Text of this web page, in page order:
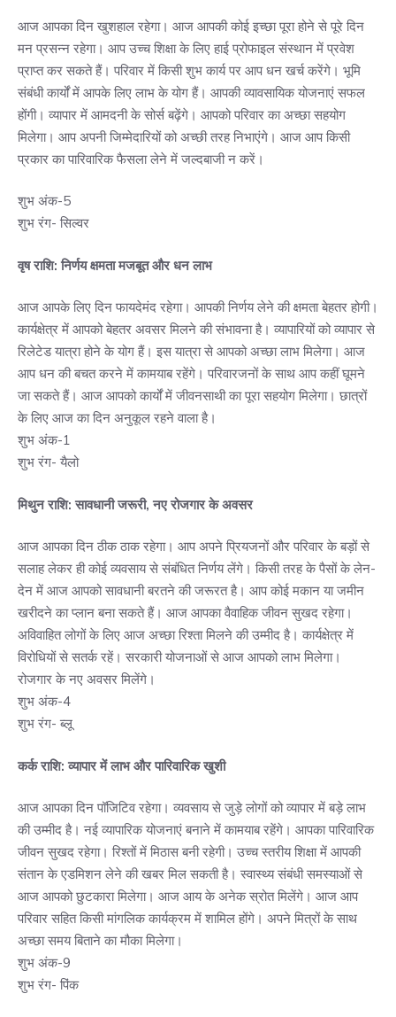
आज आपका दिन खुशहाल रहेगा। आज आपकी कोई इच्छा पूरा होने से पूरे दिन
मन प्रसन्न रहेगा। आप उच्च शिक्षा के लिए हाई प्रोफाइल संस्थान में प्रवेश
प्राप्त कर सकते हैं। परिवार में किसी शुभ कार्य पर आप धन खर्च करेंगे। भूमि
संबंधी कार्यों में आपके लिए लाभ के योग हैं। आपकी व्यावसायिक योजनाएं सफल
होंगी। व्यापार में आमदनी के सोर्स बढ़ेंगे। आपको परिवार का अच्छा सहयोग
मिलेगा। आप अपनी जिम्मेदारियों को अच्छी तरह निभाएंगे। आज आप किसी
प्रकार का पारिवारिक फैसला लेने में जल्दबाजी न करें।
शुभ अंक-5
शुभ रंग- सिल्वर
वृष राशि: निर्णय क्षमता मजबूत और धन लाभ
आज आपके लिए दिन फायदेमंद रहेगा। आपकी निर्णय लेने की क्षमता बेहतर होगी।
कार्यक्षेत्र में आपको बेहतर अवसर मिलने की संभावना है। व्यापारियों को व्यापार से
रिलेटेड यात्रा होने के योग हैं। इस यात्रा से आपको अच्छा लाभ मिलेगा। आज
आप धन की बचत करने में कामयाब रहेंगे। परिवारजनों के साथ आप कहीं घूमने
जा सकते हैं। आज आपको कार्यों में जीवनसाथी का पूरा सहयोग मिलेगा। छात्रों
के लिए आज का दिन अनुकूल रहने वाला है।
शुभ अंक-1
शुभ रंग- यैलो
मिथुन राशि: सावधानी जरूरी, नए रोजगार के अवसर
आज आपका दिन ठीक ठाक रहेगा। आप अपने प्रियजनों और परिवार के बड़ों से
सलाह लेकर ही कोई व्यवसाय से संबंधित निर्णय लेंगे। किसी तरह के पैसों के लेन-
देन में आज आपको सावधानी बरतने की जरूरत है। आप कोई मकान या जमीन
खरीदने का प्लान बना सकते हैं। आज आपका वैवाहिक जीवन सुखद रहेगा।
अविवाहित लोगों के लिए आज अच्छा रिश्ता मिलने की उम्मीद है। कार्यक्षेत्र में
विरोधियों से सतर्क रहें। सरकारी योजनाओं से आज आपको लाभ मिलेगा।
रोजगार के नए अवसर मिलेंगे।
शुभ अंक-4
शुभ रंग- ब्लू
कर्क राशि: व्यापार में लाभ और पारिवारिक खुशी
आज आपका दिन पॉजिटिव रहेगा। व्यवसाय से जुड़े लोगों को व्यापार में बड़े लाभ
की उम्मीद है। नई व्यापारिक योजनाएं बनाने में कामयाब रहेंगे। आपका पारिवारिक
जीवन सुखद रहेगा। रिश्तों में मिठास बनी रहेगी। उच्च स्तरीय शिक्षा में आपकी
संतान के एडमिशन लेने की खबर मिल सकती है। स्वास्थ्य संबंधी समस्याओं से
आज आपको छुटकारा मिलेगा। आज आय के अनेक स्रोत मिलेंगे। आज आप
परिवार सहित किसी मांगलिक कार्यक्रम में शामिल होंगे। अपने मित्रों के साथ
अच्छा समय बिताने का मौका मिलेगा।
शुभ अंक-9
शुभ रंग- पिंक